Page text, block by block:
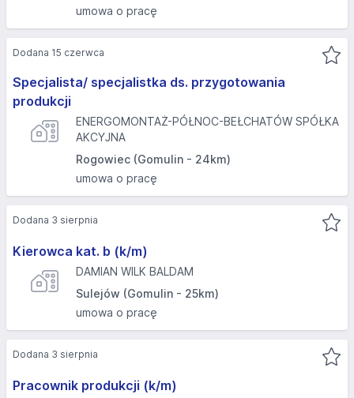
umowa o pracę
Specjalista/ specjalistka ds. przygotowania
produkcji
ENERGOMONTAŻ-PÓŁNOC-BEŁCHATÓW SPÓŁKA
AKCYJNA
Rogowiec (Gomulin - 24km)
umowa o pracę
Dodana 15 czerwca
Kierowca kat. b (k/m)
DAMIAN WILK BALDAM
Sulejów (Gomulin - 25km)
umowa o pracę
Dodana 3 sierpnia
Pracownik produkcji (k/m)
Dodana 3 sierpnia